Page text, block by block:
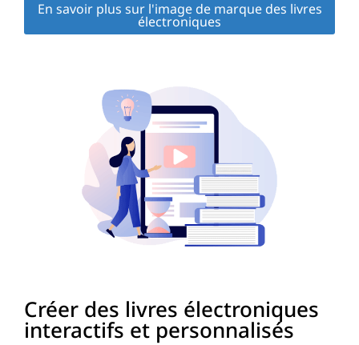
En savoir plus sur l'image de marque des livres
électroniques
Créer des livres électroniques
interactifs et personnalisés